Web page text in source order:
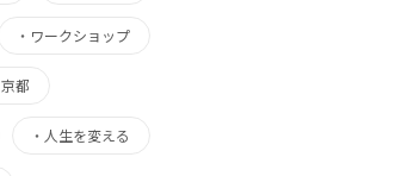
・ ワークショップ
京都
・ 人生を変える